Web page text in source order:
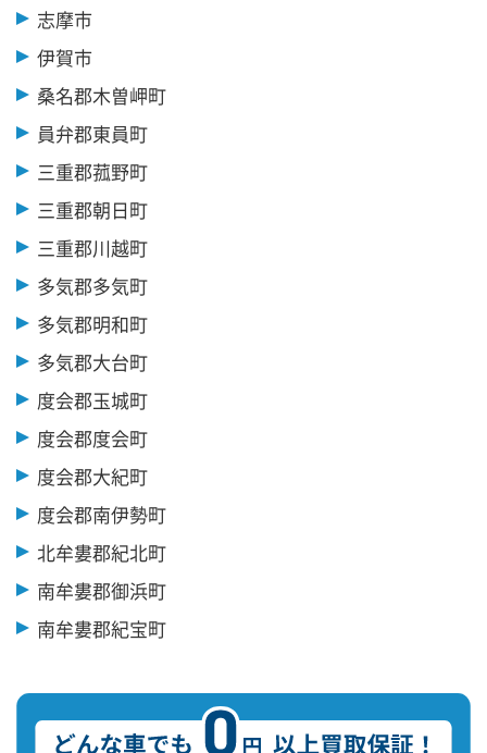
志摩市
伊賀市
桑名郡木曽岬町
員弁郡東員町
三重郡菰野町
三重郡朝日町
三重郡川越町
多気郡多気町
多気郡明和町
多気郡大台町
度会郡玉城町
度会郡度会町
度会郡大紀町
度会郡南伊勢町
北牟婁郡紀北町
南牟婁郡御浜町
南牟婁郡紀宝町